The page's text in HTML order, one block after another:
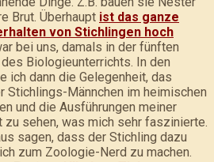
Brut. Überhaupt ist das ganze
von Stichlingen hoch
bei uns, damals in der fünften
Biologieunterrichts. In den
ich dann die Gelegenheit, das
Stichlings-Männchen im heimischen
und die Ausführungen meiner
zu sehen, was mich sehr faszinierte.
sagen, dass der Stichling dazu
zum Zoologie-Nerd zu machen.